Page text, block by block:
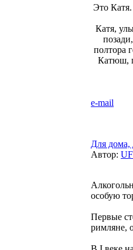
Это
Катя,
полтора
Катюш,
e-mail
Для дома,
Автор:
особую
Первые
римляне,